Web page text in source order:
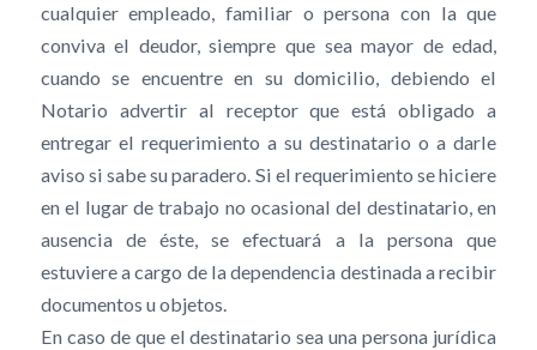
cualquier empleado, familiar o persona con la que
conviva el deudor, siempre que sea mayor de edad,
cuando se encuentre en su domicilio, debiendo el
Notario advertir al receptor que está obligado a
entregar el requerimiento a su destinatario o a darle
aviso si sabe su paradero. Si el requerimiento se hiciere
en el lugar de trabajo no ocasional del destinatario, en
ausencia de éste, se efectuará a la persona que
estuviere a cargo de la dependencia destinada a recibir
documentos u objetos.
En caso de que el destinatario sea una persona jurídica